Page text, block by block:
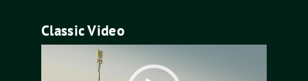
Classic Video